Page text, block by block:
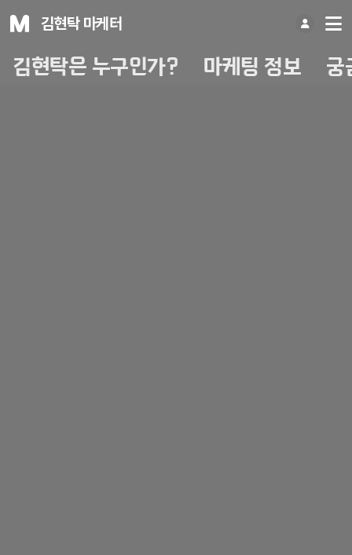
김현탁 마케터
김현탁은 누구인가? 마케팅 정보 궁